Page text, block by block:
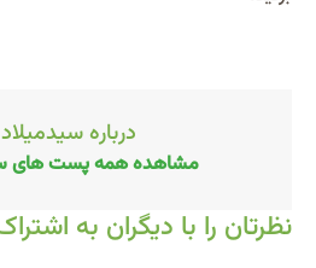
درباره
مشاهده همه پست های
نظرتان را با دیگران به